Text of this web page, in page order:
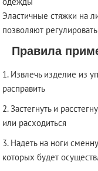
Эластичные стяжки на
позволяют
Правила
Извлечь изделие из
расправить
Застегнуть и
или расходиться
Надеть на ноги
которых будет